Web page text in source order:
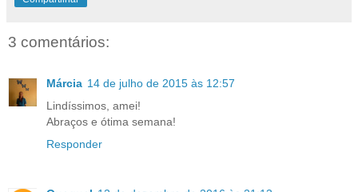
3 comentários:
Márcia 14 de julho de 2015 às 12:57
Lindíssimos, amei!
Abraços e ótima semana!
Responder